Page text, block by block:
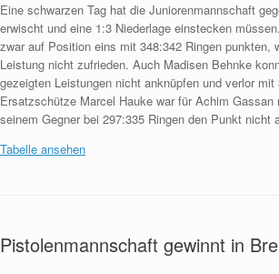
Eine schwarzen Tag hat die Juniorenmannschaft
erwischt und eine 1:3 Niederlage einstecken
zwar auf Position eins mit 348:342 Ringen punkten,
Leistung nicht zufrieden. Auch Madisen Behnke
gezeigten Leistungen nicht anknüpfen und verlor mit
Ersatzschütze Marcel Hauke war für Achim Gassan
seinem Gegner bei 297:335 Ringen den Punkt nicht
Tabelle ansehen
Pistolenmannschaft gewinnt in